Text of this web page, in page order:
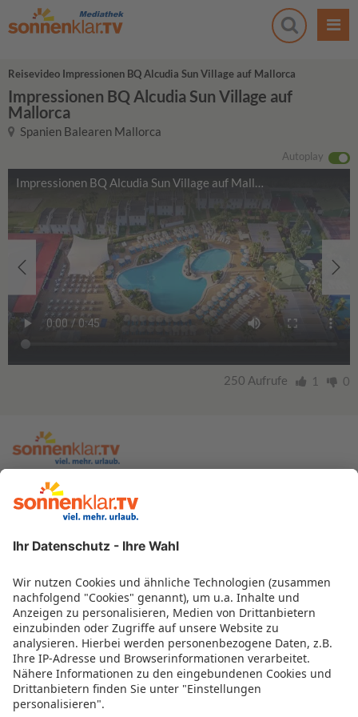
Reisevideo Impressionen BQ Alcudia Sun Village auf Mallorca
Impressionen BQ Alcudia Sun Village auf
Mallorca
Spanien Balearen Mallorca
Autoplay
Impressionen BQ Alcudia Sun Village auf Mallorca
250 Aufrufe 1 0
zur sonnenklar.TV Webseite
Moderatoren
Impressum
Informationen zur Barrierefreiheit
Datenschutz
Datenschutzeinstellungen